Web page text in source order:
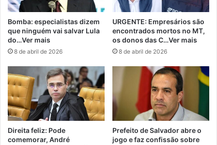
Bomba: especialistas dizem
que ninguém vai salvar Lula
do…Ver mais
8 de abril de 2026
URGENTE: Empresários são
encontrados mortos no MT,
os donos das C…Ver mais
8 de abril de 2026
Direita feliz: Pode
comemorar, André
Prefeito de Salvador abre o
jogo e faz confissão sobre